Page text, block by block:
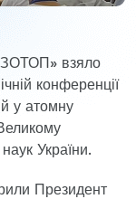
взяло
конференції
у атомну
України.
Президент